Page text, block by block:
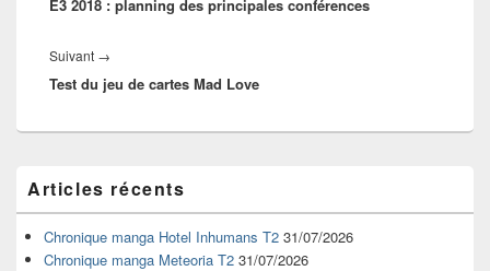
précédent :
E3 2018 : planning des principales conférences
Suivant →
suivant :
Test du jeu de cartes Mad Love
principale
de
widget
pour
Articles récents
Chronique manga Hotel Inhumans T2 31/07/2026
Chronique manga Meteoria T2 31/07/2026